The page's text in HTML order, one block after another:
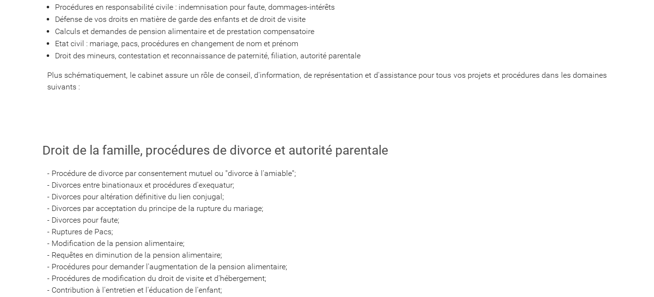
Procédures en responsabilité civile : indemnisation pour faute, dommages-intérêts
Défense de vos droits en matière de garde des enfants et de droit de visite
Calculs et demandes de pension alimentaire et de prestation compensatoire
Etat civil : mariage, pacs, procédures en changement de nom et prénom
Droit des mineurs, contestation et reconnaissance de paternité, filiation, autorité parentale
Plus schématiquement, le cabinet assure un rôle de conseil, d'information, de représentation et d'assistance pour tous vos projets et procédures dans les domaines
suivants :
Droit de la famille, procédures de divorce et autorité parentale
- Procédure de divorce par consentement mutuel ou "divorce à l'amiable";
- Divorces entre binationaux et procédures d'exequatur;
- Divorces pour altération définitive du lien conjugal;
- Divorces par acceptation du principe de la rupture du mariage;
- Divorces pour faute;
- Ruptures de Pacs;
- Modification de la pension alimentaire;
- Requêtes en diminution de la pension alimentaire;
- Procédures pour demander l'augmentation de la pension alimentaire;
- Procédures de modification du droit de visite et d'hébergement;
- Contribution à l'entretien et l'éducation de l'enfant;